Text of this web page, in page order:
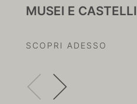
MUSEI E CASTELLI
SCOPRI ADESSO